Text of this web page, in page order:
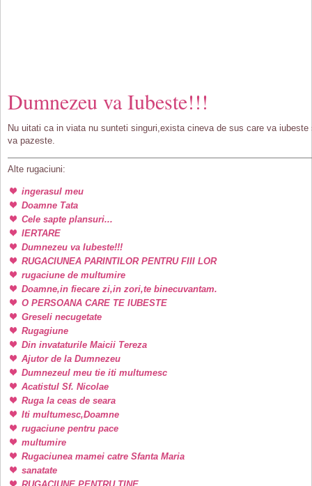
Dumnezeu va Iubeste!!!
Nu uitati ca in viata nu sunteti singuri,exista cineva de sus care va iubeste
va pazeste.
Alte rugaciuni:
ingerasul meu
Doamne Tata
Cele sapte plansuri...
IERTARE
Dumnezeu va Iubeste!!!
RUGACIUNEA PARINTILOR PENTRU FIII LOR
rugaciune de multumire
Doamne,in fiecare zi,in zori,te binecuvantam.
O PERSOANA CARE TE IUBESTE
Greseli necugetate
Rugagiune
Din invataturile Maicii Tereza
Ajutor de la Dumnezeu
Dumnezeul meu tie iti multumesc
Acatistul Sf. Nicolae
Ruga la ceas de seara
Iti multumesc,Doamne
rugaciune pentru pace
multumire
Rugaciunea mamei catre Sfanta Maria
sanatate
RUGACIUNE PENTRU TINE